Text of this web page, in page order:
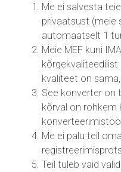
Me ei salvesta
privaatsust (meie
automaatselt 1
Meie MEF kuni
kvaliteet on sama,
See konverter on
kõrval on rohkem
Me ei palu teil
Teil tuleb vaid